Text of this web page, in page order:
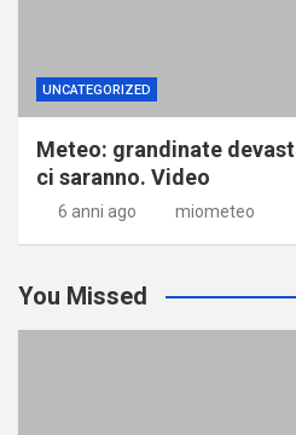
UNCATEGORIZED
Meteo: grandinate
ci saranno. Video
6 anni ago miometeo
You Missed